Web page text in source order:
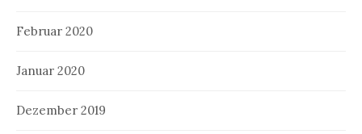
Februar 2020
Januar 2020
Dezember 2019